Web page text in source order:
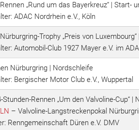
„Rund um das Bayerkreuz“ | Start-
ADAC Nordrhein e.V., Köln
Trophy „Preis von
Automobil-Club 1927 Mayer e.V. im
Nürburgring | Nordschleife
Bergischer Motor Club e.V., Wuppertal
Stunden-Rennen „Um den Valvoline-Cup“ |
– Valvoline-Langstreckenpokal
Renngemeinschaft Düren e.V. DMV